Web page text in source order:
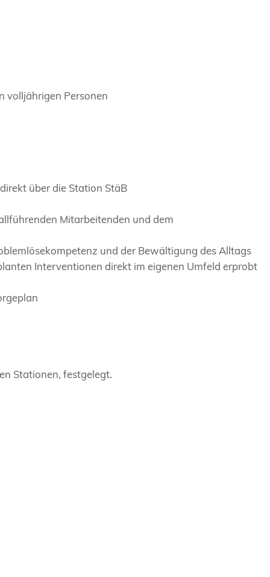
volljährigen Personen
über die Station StäB
Mitarbeitenden und dem
und der Bewältigung des Alltags
Interventionen direkt im eigenen Umfeld erprobt
Stationen, festgelegt.